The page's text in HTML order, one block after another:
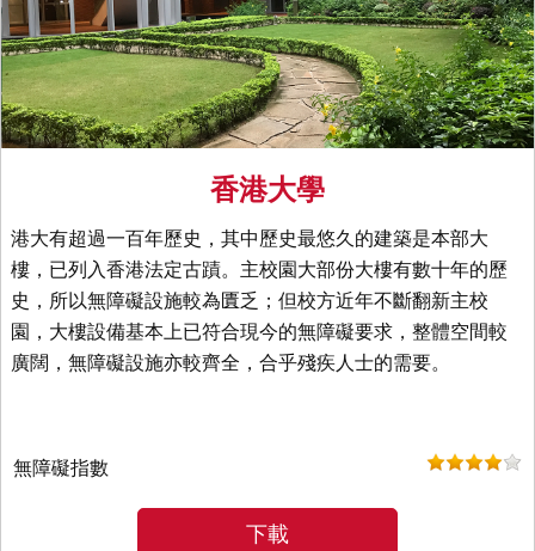
香港大學
港大有超過一百年歷史，其中歷史最悠久的建築是本部大
樓，已列入香港法定古蹟。主校園大部份大樓有數十年的歷
史，所以無障礙設施較為匱乏；但校方近年不斷翻新主校
園，大樓設備基本上已符合現今的無障礙要求，整體空間較
廣闊，無障礙設施亦較齊全，合乎殘疾人士的需要。
無障礙指數
下載